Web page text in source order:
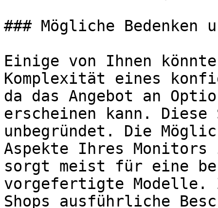
### Mögliche Bedenken
Einige von Ihnen
Komplexität eines
da das Angebot an
erscheinen kann. Diese
unbegründet. Die
Aspekte Ihres
sorgt meist für eine
vorgefertigte Modelle.
Shops ausführliche